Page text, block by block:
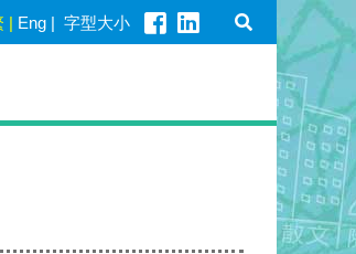
| Eng | 字型大小